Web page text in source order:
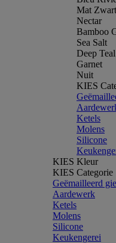
Mat Zwart
Nectar
Bamboo
Sea Salt
Deep Teal
Garnet
Nuit
KIES
Ketels
Molens
Silicone
KIES Kleur
KIES Categorie
Geëmailleerd
Aardewerk
Ketels
Molens
Silicone
Keukengerei